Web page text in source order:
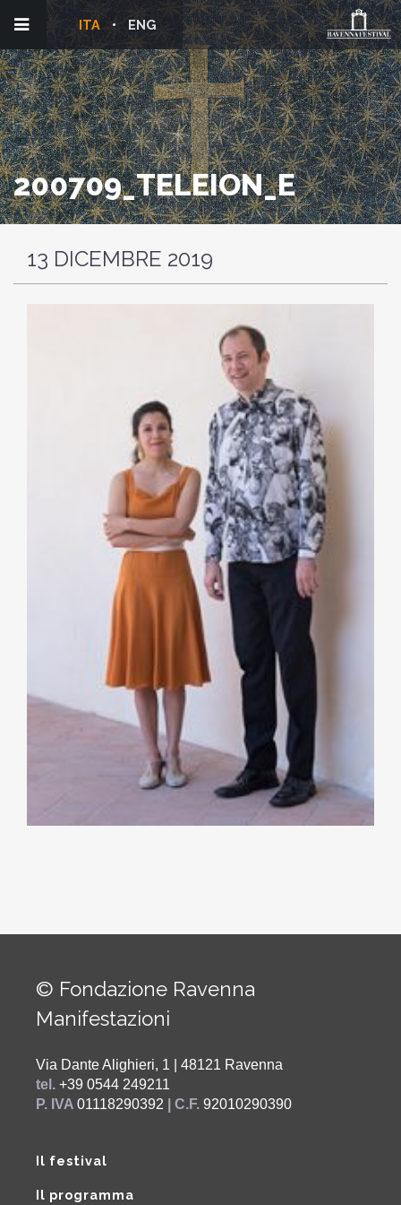
ENG
ITA
200709_TELEION_E
13 DICEMBRE 2019
© Fondazione Ravenna
Manifestazioni
Via Dante Alighieri, 1 | 48121 Ravenna
tel. +39 0544 249211
P. IVA 01118290392 | C.F. 92010290390
Il festival
Il programma